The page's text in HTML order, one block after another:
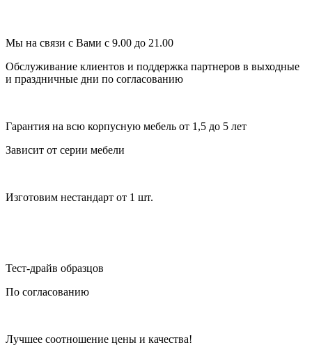
Мы на связи с Вами с 9.00 до 21.00
Обслуживание клиентов и поддержка партнеров в выходные
и праздничные дни по согласованию
Гарантия на всю корпусную мебель от 1,5 до 5 лет
Зависит от серии мебели
Изготовим нестандарт от 1 шт.
Тест-драйв образцов
По согласованию
Лучшее соотношение цены и качества!